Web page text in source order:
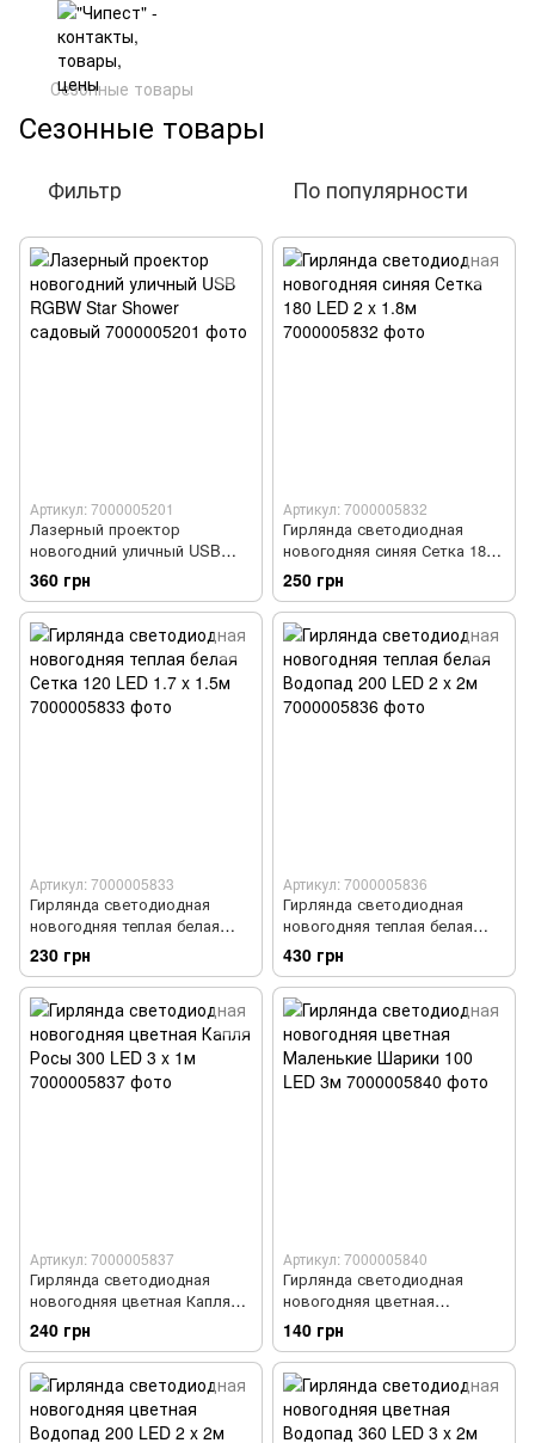
Сезонные товары
Сезонные товары
Фильтр По популярности
Артикул: 7000005201
Лазерный проектор
новогодний уличный USB
RGBW Star Shower садовый
360 грн
Артикул: 7000005832
Гирлянда светодиодная
новогодняя синяя Сетка 180
LED 2 x 1.8м
250 грн
Артикул: 7000005833
Гирлянда светодиодная
новогодняя теплая белая
Сетка 120 LED 1.7 x 1.5м
230 грн
Артикул: 7000005836
Гирлянда светодиодная
новогодняя теплая белая
Водопад 200 LED 2 x 2м
430 грн
Артикул: 7000005837
Гирлянда светодиодная
новогодняя цветная Капля
Росы 300 LED 3 x 1м
240 грн
Артикул: 7000005840
Гирлянда светодиодная
новогодняя цветная
Маленькие Шарики 100 LED
3м
140 грн